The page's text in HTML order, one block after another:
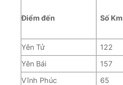
Điểm đến Số Km
Yên Tử
122
Yên Bái
157
Vĩnh Phúc
65